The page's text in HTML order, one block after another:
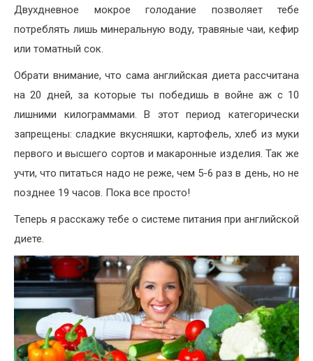
Двухдневное мокрое голодание позволяет тебе
потреблять лишь минеральную воду, травяные чаи, кефир
или томатный сок.
Обрати внимание, что сама английская диета рассчитана
на 20 дней, за которые ты победишь в войне аж с 10
лишними килограммами. В этот период категорически
запрещены: сладкие вкусняшки, картофель, хлеб из муки
первого и высшего сортов и макаронные изделия. Так же
учти, что питаться надо не реже, чем 5-6 раз в день, но не
позднее 19 часов. Пока все просто!
Теперь я расскажу тебе о системе питания при английской
диете.